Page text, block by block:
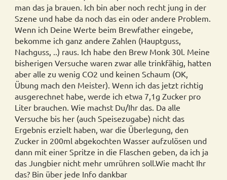
man das ja brauen. Ich bin aber noch recht jung in der
Szene und habe da noch das ein oder andere Problem.
Wenn ich Deine Werte beim Brewfather eingebe,
bekomme ich ganz andere Zahlen (Hauptguss,
Nachguss, ..) raus. Ich habe den Brew Monk 30l. Meine
bisherigen Versuche waren zwar alle trinkfähig, hatten
aber alle zu wenig CO2 und keinen Schaum (OK,
Übung mach den Meister). Wenn ich das jetzt richtig
ausgerechnet habe, werde ich etwa 7,1g Zucker pro
Liter brauchen. Wie machst Du/Ihr das. Da alle
Versuche bis her (auch Speisezugabe) nicht das
Ergebnis erzielt haben, war die Überlegung, den
Zucker in 200ml abgekochten Wasser aufzulösen und
dann mit einer Spritze in die Flaschen geben, da ich ja
das Jungbier nicht mehr umrühren soll.Wie macht Ihr
das? Bin über jede Info dankbar